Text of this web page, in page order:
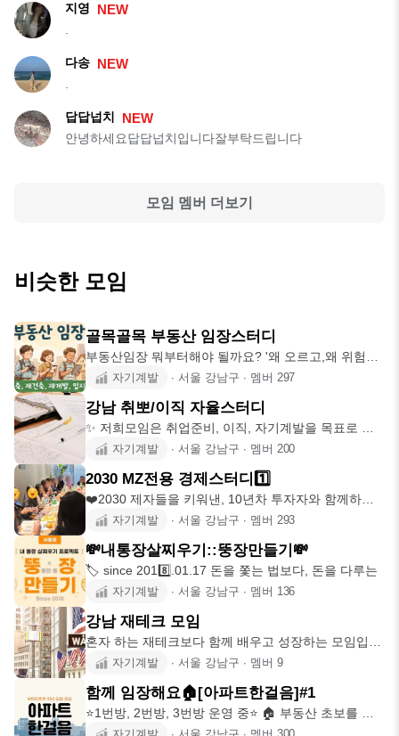
지영 NEW
다송 NEW
답답넙치 NEW
안녕하세요답답넙치입니다잘부탁드립니다
모임 멤버 더보기
비슷한 모임
골목골목 부동산 임장스터디
부동산임장 뭐부터해야 될까요? '왜 오르고,왜 위험한
지 직접보고 판단하는
자기계발 ∙ 서울 강남구 ∙ 멤버 297
강남 취뽀/이직 자율스터디
✨ 저희모임은 취업준비, 이직, 자기계발을 목표로 하
는 모든분들을 위한
자기계발 ∙ 서울 강남구 ∙ 멤버 200
2030 MZ전용 경제스터디1️⃣
❤️2030 제자들을 키워낸, 10년차 투자자와 함께하는
경제, 재테크
자기계발 ∙ 서울 강남구 ∙ 멤버 293
💸내통장살찌우기::뚱장만들기💸
🏷️ since 2018️⃣.01.17 돈을 쫓는 법보다, 돈을 다루는
자기계발 ∙ 서울 강남구 ∙ 멤버 136
강남 재테크 모임
혼자 하는 재테크보다 함께 배우고 성장하는 모임입니
다. 주식, ETF,
자기계발 ∙ 서울 강남구 ∙ 멤버 9
함께 임장해요🏠[아파트한걸음]#1
⭐️1번방, 2번방, 3번방 운영 중⭐️ 🏠 부동산 초보를 위
한 임장